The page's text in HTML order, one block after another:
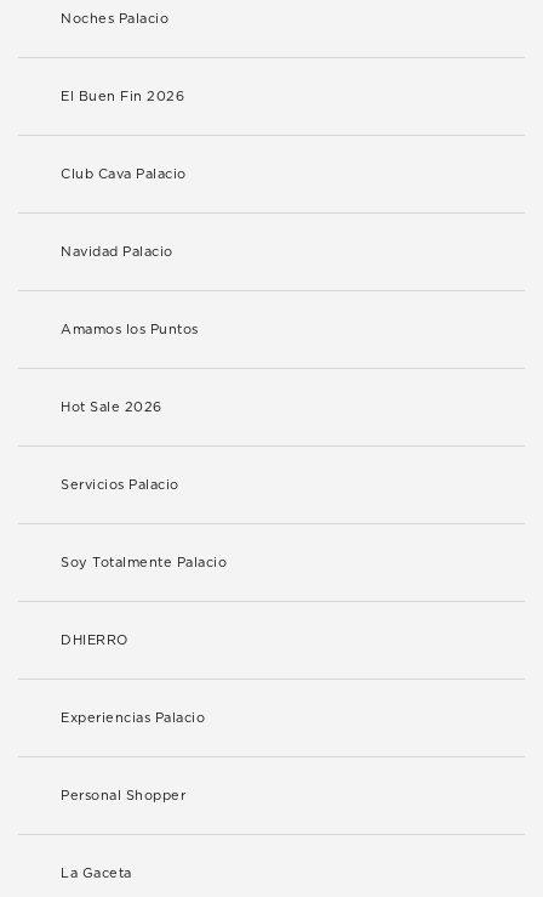
Noches Palacio
El Buen Fin 2026
Club Cava Palacio
Navidad Palacio
Amamos los Puntos
Hot Sale 2026
Servicios Palacio
Soy Totalmente Palacio
DHIERRO
Experiencias Palacio
Personal Shopper
La Gaceta